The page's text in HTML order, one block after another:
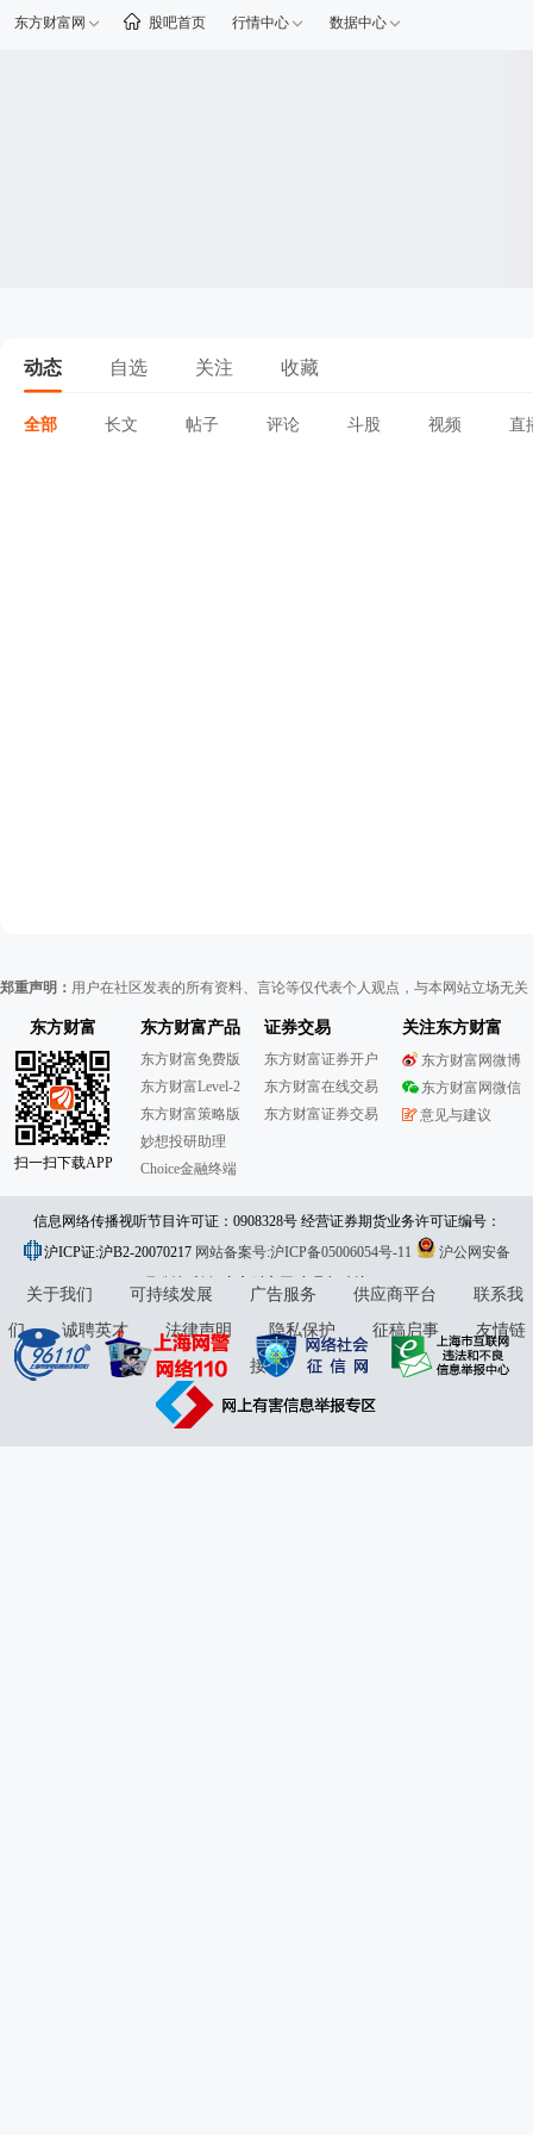
东方财富网 股吧首页 行情中心 数据中心
动态 自选 关注 收藏
全部 长文 帖子 评论 斗股 视频 直
郑重声明： 用户在社区发表的所有资料、言论等仅代表个人观点，与本网站立场无
东方财富
扫一扫下载APP
东方财富产品
东方财富免费版
东方财富Level-2
东方财富策略版
妙想投研助理
Choice金融终端
证券交易
东方财富证券开户
东方财富在线交易
东方财富证券交易
关注东方财富
东方财富网微博
东方财富网微信
意见与建议
信息网络传播视听节目许可证：0908328号 经营证券期货业务许可证编号：
913101046312860336 违法和不良信息举报:021-61278686 举报邮箱：
jubao@eastmoney.com
沪ICP证:沪B2-20070217 网站备案号:沪ICP备05006054号-11
沪公网安备
31010402000120号版权所有:东方财富网意见与建议:4000300059/952500
关于我们 可持续发展 广告服务 供应商平台
联系我
们
诚聘英才 法律声明 隐私保护 征稿启事
友情链
接